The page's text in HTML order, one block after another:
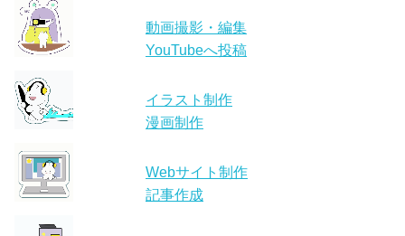
動画撮影・編集
YouTubeへ投稿
イラスト制作
漫画制作
Webサイト制作
記事作成